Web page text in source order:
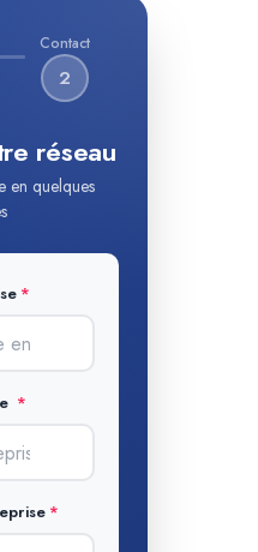
Contact
2
réseau
en quelques